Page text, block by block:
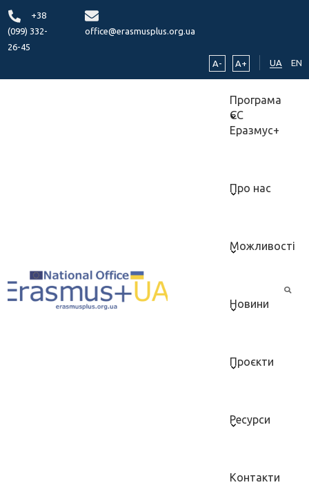
+38
(099) 332-
26-45
office@erasmusplus.org.ua
A- A+ UA EN
Програма
ЄС
Еразмус+
Про нас
Можливості
Новини
Проєкти
Ресурси
Контакти